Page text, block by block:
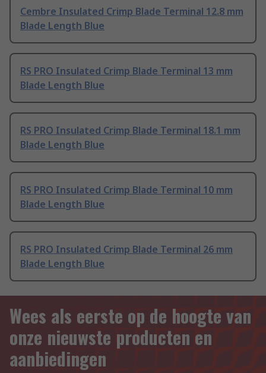
Cembre Insulated Crimp Blade Terminal 12.8 mm
Blade Length Blue
RS PRO Insulated Crimp Blade Terminal 13 mm
Blade Length Blue
RS PRO Insulated Crimp Blade Terminal 18.1 mm
Blade Length Blue
RS PRO Insulated Crimp Blade Terminal 10 mm
Blade Length Blue
RS PRO Insulated Crimp Blade Terminal 26 mm
Blade Length Blue
Wees als eerste op de hoogte van
onze nieuwste producten en
aanbiedingen